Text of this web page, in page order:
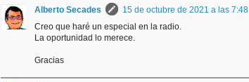
Alberto Secades
15 de octubre de 2021 a las 7:48
Creo que haré un especial en la radio.
La oportunidad lo merece.
Gracias